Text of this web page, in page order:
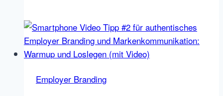
#3:
Apps,
Tipps
Tricks
Employer Branding